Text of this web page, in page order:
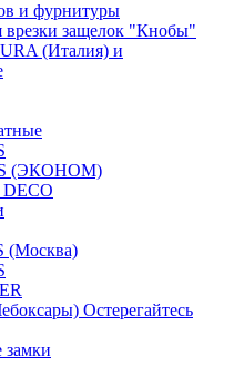
и фурнитуры
врезки защелок "Кнобы"
(Италия) и
(ЭКОНОМ)
(Москва)
Остерегайтесь
замки